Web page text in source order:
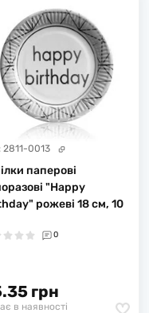
2811-0013
паперові
"Happy
рожеві 18 см, 10
0
грн
в наявності